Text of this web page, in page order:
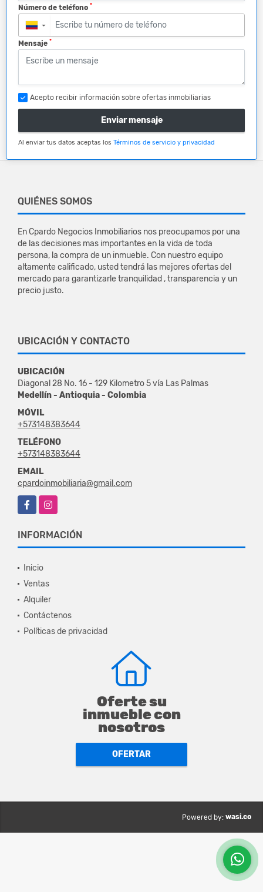
Número de teléfono *
▼
Mensaje *
Acepto recibir información sobre ofertas inmobiliarias
Enviar mensaje
Al enviar tus datos aceptas los Términos de servicio y privacidad
QUIÉNES SOMOS
En Cpardo Negocios Inmobiliarios nos preocupamos por una
de las decisiones mas importantes en la vida de toda
persona, la compra de un inmueble. Con nuestro equipo
altamente calificado, usted tendrá las mejores ofertas del
mercado para garantizarle tranquilidad , transparencia y un
precio justo.
UBICACIÓN Y CONTACTO
UBICACIÓN
Diagonal 28 No. 16 - 129 Kilometro 5 vía Las Palmas
Medellín - Antioquia - Colombia
MÓVIL
+573148383644
TELÉFONO
+573148383644
EMAIL
cpardoinmobiliaria@gmail.com
FacebookInstagram
INFORMACIÓN
Inicio
Ventas
Alquiler
Contáctenos
Políticas de privacidad
Oferte su
inmueble con
nosotros
OFERTAR
Powered by: wasi.co